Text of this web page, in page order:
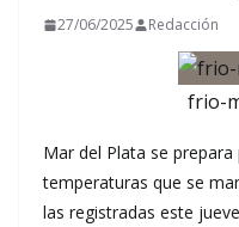
27/06/2025 Redacción
frio-
Mar del Plata se
temperaturas que se
las registradas este